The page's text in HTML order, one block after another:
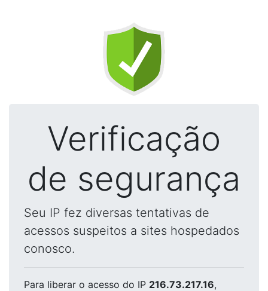
Verificação
de segurança
Seu IP fez diversas tentativas de
acessos suspeitos a sites hospedados
conosco.
Para liberar o acesso do IP 216.73.217.16,